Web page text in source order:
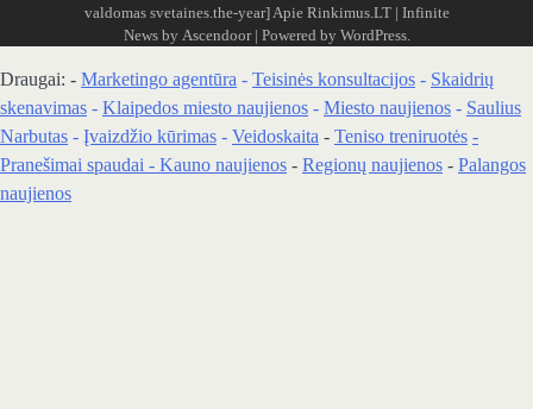
valdomas svetaines.the-year] Apie Rinkimus.LT| Infinite
News by Ascendoor| Powered by WordPress.
Draugai: - Marketingo agentūra - Teisinės konsultacijos - Skaidrių
skenavimas - Klaipedos miesto naujienos - Miesto naujienos - Saulius
Narbutas - Įvaizdžio kūrimas - Veidoskaita - Teniso treniruotės -
Pranešimai spaudai - Kauno naujienos - Regionų naujienos - Palangos
naujienos